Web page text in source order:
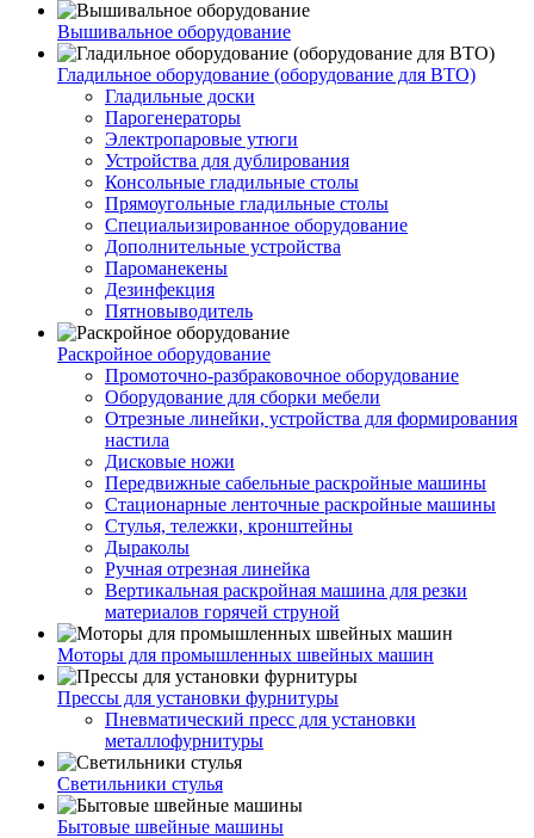
Вышивальное оборудование
Гладильное оборудование (оборудование для ВТО)
Гладильные доски
Парогенераторы
Электропаровые утюги
Устройства для дублирования
Консольные гладильные столы
Прямоугольные гладильные столы
Специальизированное оборудование
Дополнительные устройства
Пароманекены
Дезинфекция
Пятновыводитель
Раскройное оборудование
Промоточно-разбраковочное оборудование
Оборудование для сборки мебели
Отрезные линейки, устройства для формирования
настила
Дисковые ножи
Передвижные сабельные раскройные машины
Стационарные ленточные раскройные машины
Стулья, тележки, кронштейны
Дыраколы
Ручная отрезная линейка
Вертикальная раскройная машина для резки
материалов горячей струной
Моторы для промышленных швейных машин
Прессы для установки фурнитуры
Пневматический пресс для установки
металлофурнитуры
Светильники стулья
Бытовые швейные машины